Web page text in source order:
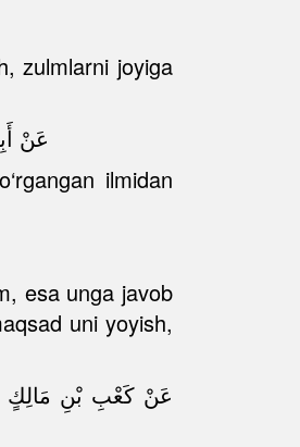
zulmlarni joyiga
عَنْ
ilmidan
esa unga javob
uni yoyish,
عَنْ كَعْبِ بْنِ مَالِكٍ